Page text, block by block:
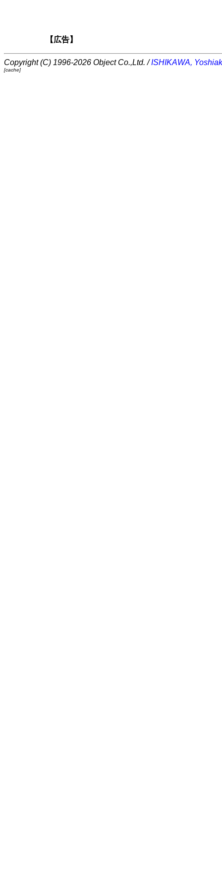
【広告】
Copyright (C) 1996-2026 Object Co.,Ltd. /ISHIKAWA,
[cache]